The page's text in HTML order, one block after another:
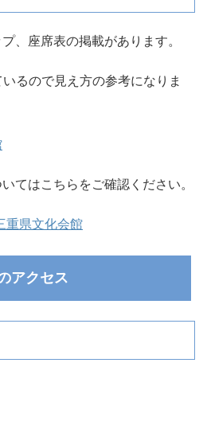
、座席表の掲載があります。
るので見え方の参考になりま
てはこちらをご確認ください。
重県文化会館
アクセス